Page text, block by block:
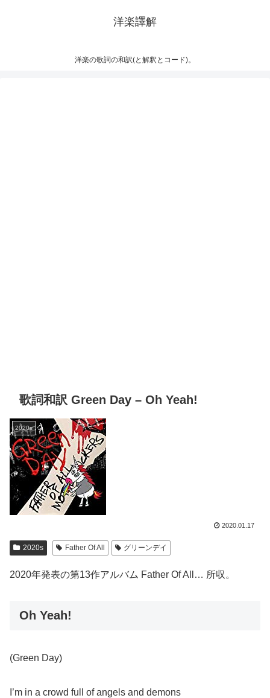
洋楽譯解
洋楽の歌詞の和訳(と解釈とコード)。
歌詞和訳 Green Day – Oh Yeah!
2020s
2020.01.17
2020s Father Of All グリーンデイ
2020年発表の第13作アルバム Father Of All… 所収。
Oh Yeah!
(Green Day)
I’m in a crowd full of angels and demons